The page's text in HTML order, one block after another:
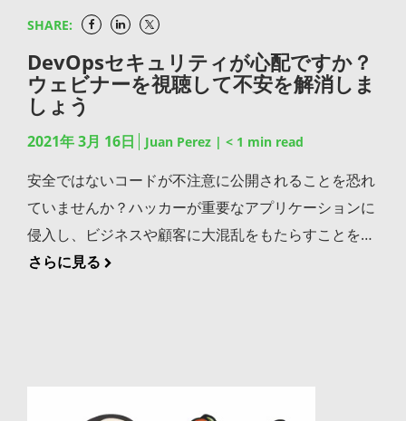
ウェア構成分析（サードパーティのOSS用) ランタイ
ムセキュリティ解析（コンテナを含む） 理想的にはチ
ームは完全なSDLCセキュリティのために、これらの
領域をすべて採用することを目指すべきですが、この
ブログではOSSコンポーネントやバイナリの脆弱性や
ライセンスコンプライアンス違反の軽減を具体的に対
象としたソフトウェア構成分析に焦点を当てていきま
す。 DevSecOpsの7つの必須事項 ここでは
DevSecOpsツールを選択する際に確認しておくべき7
項目をご紹介します: すべてのアーティファクトをネ
ポジトリを提供しています。 JFrog Platformの生産性
GoCenter、およびChartCenterのサービスを2021年5
月1日に終了します。これらのサービスのユーザー
ますが、その他のバイナリ配布のニーズに対応できる
無料および有料のJFrog Platformクラウド・サブスク
リプションを引き続き提供します。さらにJFrogは
Dockerのようなハブと提携して、お客様とコミュニ
ティが依存しているインフラストラクチャが十分に維
SHARE:
DevOpsセキュリティが心配ですか？
ウェビナーを視聴して不安を解消しま
しょう
2021年 3月 16日 Juan Perez | < 1 min read
安全ではないコードが不注意に公開されることを恐れ
ていませんか？ハッカーが重要なアプリケーションに
侵入し、ビジネスや顧客に大混乱をもたらすことを心
配していませんか？SDLC セキュリティの懸念に圧倒
さらに見る